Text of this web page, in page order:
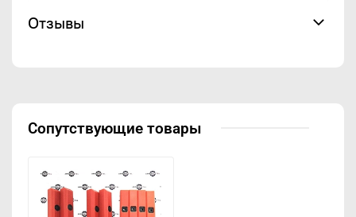
Отзывы
Сопутствующие товары